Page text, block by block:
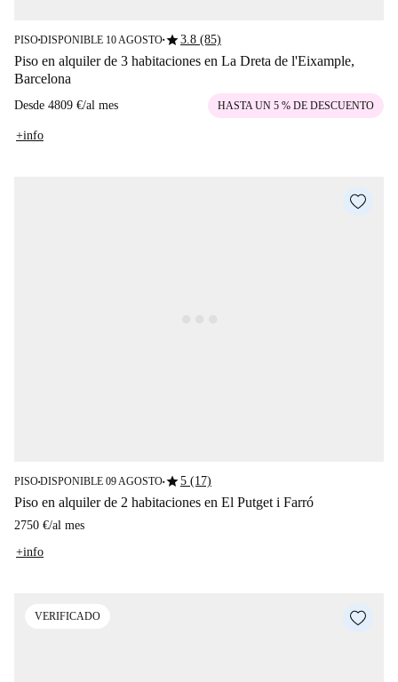
PISO■DISPONIBLE 10 AGOSTO■star3.8 (85)
Piso en alquiler de 3 habitaciones en La Dreta de l'Eixample,
Barcelona
Desde 4809 €/al mes HASTA UN 5 % DE DESCUENTO
+info
PISO■DISPONIBLE 09 AGOSTO■star5 (17)
Piso en alquiler de 2 habitaciones en El Putget i Farró
2750 €/al mes
+info
VERIFICADO